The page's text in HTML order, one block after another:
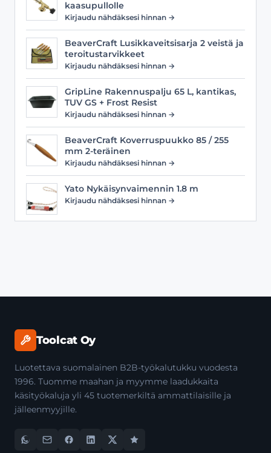
kaasupullolle
Kirjaudu nähdäksesi hinnan →
BeaverCraft Lusikkaveitsisarja 2 veistä ja
teroitustarvikkeet
Kirjaudu nähdäksesi hinnan →
GripLine Rakennuspalju 65 L, kantikas,
TUV GS + Frost Resist
Kirjaudu nähdäksesi hinnan →
BeaverCraft Koverruspuukko 85 / 255
mm 2-teräinen
Kirjaudu nähdäksesi hinnan →
Yato Nykäisynvaimennin 1.8 m
Kirjaudu nähdäksesi hinnan →
Toolcat Oy
Luotettava suomalainen B2B-työkalutukku vuodesta
1996. Tuomme maahan ja myymme laadukkaita
käsityökaluja yli 45 tuotemerkiltä ammattilaisille ja
jälleenmyyjille.